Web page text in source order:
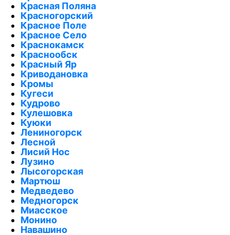
Красная Поляна
Красногорский
Красное Поле
Красное Село
Краснокамск
Краснообск
Красный Яр
Криводановка
Кромы
Кугеси
Кудрово
Кулешовка
Куюки
Лениногорск
Лесной
Лисий Нос
Лузино
Лысогорская
Мартюш
Медведево
Медногорск
Миасское
Монино
Навашино